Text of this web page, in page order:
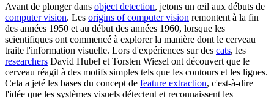
Avant de plonger dans object detection, jetons un œil aux débuts de
computer vision. Les origins of computer vision remontent à la fin
des années 1950 et au début des années 1960, lorsque les
scientifiques ont commencé à explorer la manière dont le cerveau
traite l'information visuelle. Lors d'expériences sur des cats, les
researchers David Hubel et Torsten Wiesel ont découvert que le
cerveau réagit à des motifs simples tels que les contours et les lignes.
Cela a jeté les bases du concept de feature extraction, c'est-à-dire
l'idée que les systèmes visuels détectent et reconnaissent les